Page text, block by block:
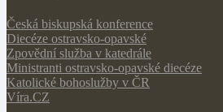
Česká biskupská konference
Diecéze ostravsko-opavské
Zpovědní služba v katedrále
Ministranti ostravsko-opavské diecéze
Katolické bohoslužby v ČR
Víra.CZ